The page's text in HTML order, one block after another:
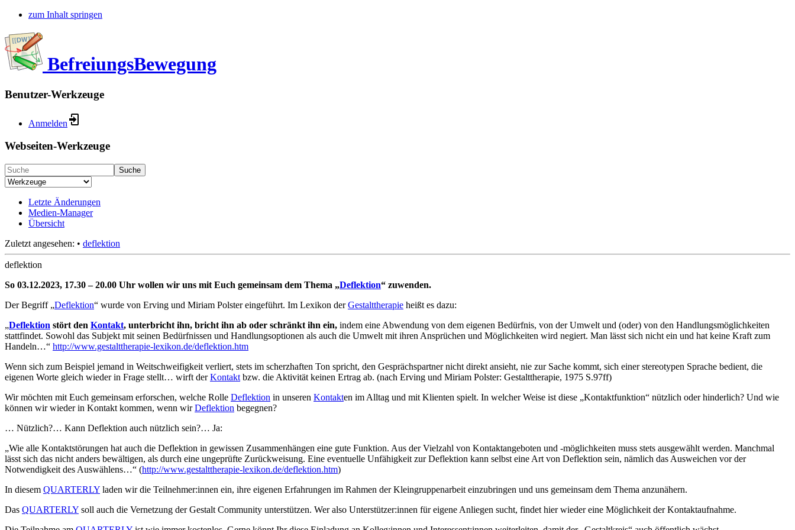
zum Inhalt springen
BefreiungsBewegung
Benutzer-Werkzeuge
Anmelden
Webseiten-Werkzeuge
Suche
Letzte Änderungen
Medien-Manager
Übersicht
Zuletzt angesehen: • deflektion
deflektion
So 03.12.2023, 17.30 – 20.00 Uhr wollen wir uns mit Euch gemeinsam dem Thema „Deflektion“ zuwenden.
Der Begriff „Deflektion“ wurde von Erving und Miriam Polster eingeführt. Im Lexikon derGestalttherapie heißt es dazu:
„Deflektion stört den Kontakt, unterbricht ihn, bricht ihn ab oder schränkt ihn ein, indem eine Abwendung von dem eigenen Bedürfnis, von der Umwelt und (oder) von den Handlungsmöglichkeiten
stattfindet. Sowohl das Subjekt mit seinen Bedürfnissen und Handlungsoptionen als auch die Umwelt mit ihren Ansprüchen und Möglichkeiten wird negiert. Man lässt sich nicht ein und hat keine Kraft zum
Handeln…“ http://www.gestalttherapie-lexikon.de/deflektion.htm
Wenn sich zum Beispiel jemand in Weitschweifigkeit verliert, stets im scherzhaften Ton spricht, den Gesprächspartner nicht direkt ansieht, nie zur Sache kommt, sich einer stereotypen Sprache bedient, die
eigenen Worte gleich wieder in Frage stellt… wirft derKontakt bzw. die Aktivität keinen Ertrag ab. (nach Erving und Miriam Polster: Gestalttherapie, 1975 S.97ff)
Wir möchten mit Euch gemeinsam erforschen, welche Rolle Deflektion in unseren Kontakten im Alltag und mit Klienten spielt. In welcher Weise ist diese „Kontaktfunktion“ nützlich oder hinderlich? Und wie
können wir wieder in Kontakt kommen, wenn wirDeflektion begegnen?
… Nützlich?… Kann Deflektion auch nützlich sein?… Ja:
„Wie alle Kontaktstörungen hat auch die Deflektion in gewissen Zusammenhängen eine gute Funktion. Aus der Vielzahl von Kontaktangeboten und -möglichkeiten muss stets ausgewählt werden. Manchmal
lässt sich das nicht anders bewältigen, als durch eine ungeprüfte Zurückweisung. Eine eventuelle Unfähigkeit zur Deflektion kann selbst eine Art von Deflektion sein, nämlich das Ausweichen vor der
Notwendigkeit des Auswählens…“ (http://www.gestalttherapie-lexikon.de/deflektion.htm)
In diesem QUARTERLY laden wir die Teilnehmer:innen ein, ihre eigenen Erfahrungen im Rahmen der Kleingruppenarbeit einzubringen und uns gemeinsam dem Thema anzunähern.
Das QUARTERLY soll auch die Vernetzung der Gestalt Community unterstützen. Wer also Unterstützer:innen für eigene Anliegen sucht, findet hier wieder eine Möglichkeit der Kontaktaufnahme.